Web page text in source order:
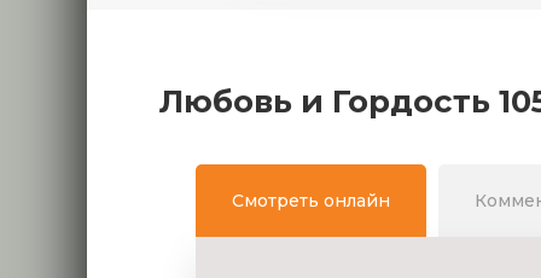
Любовь и Гордость
Смотреть онлайн